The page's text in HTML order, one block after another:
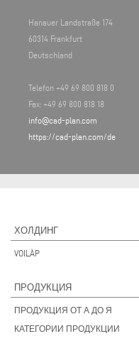
Hanauer Landstraße 174
60314 Frankfurt
Deutschland
Telefon +49 69 800 818 0
Fax: +49 69 800 818 18
info@cad-plan.com
https://cad-plan.com/de
ХОЛДИНГ
VOILÀP
ПРОДУКЦИЯ
ПРОДУКЦИЯ ОТ А ДО Я
КАТЕГОРИИ ПРОДУКЦИИ